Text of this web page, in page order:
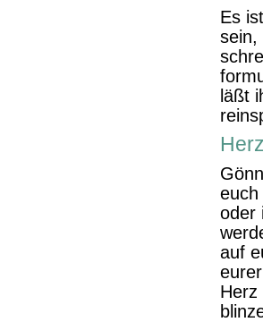
Es
sein,
läßt
euch
oder
auf
Herz